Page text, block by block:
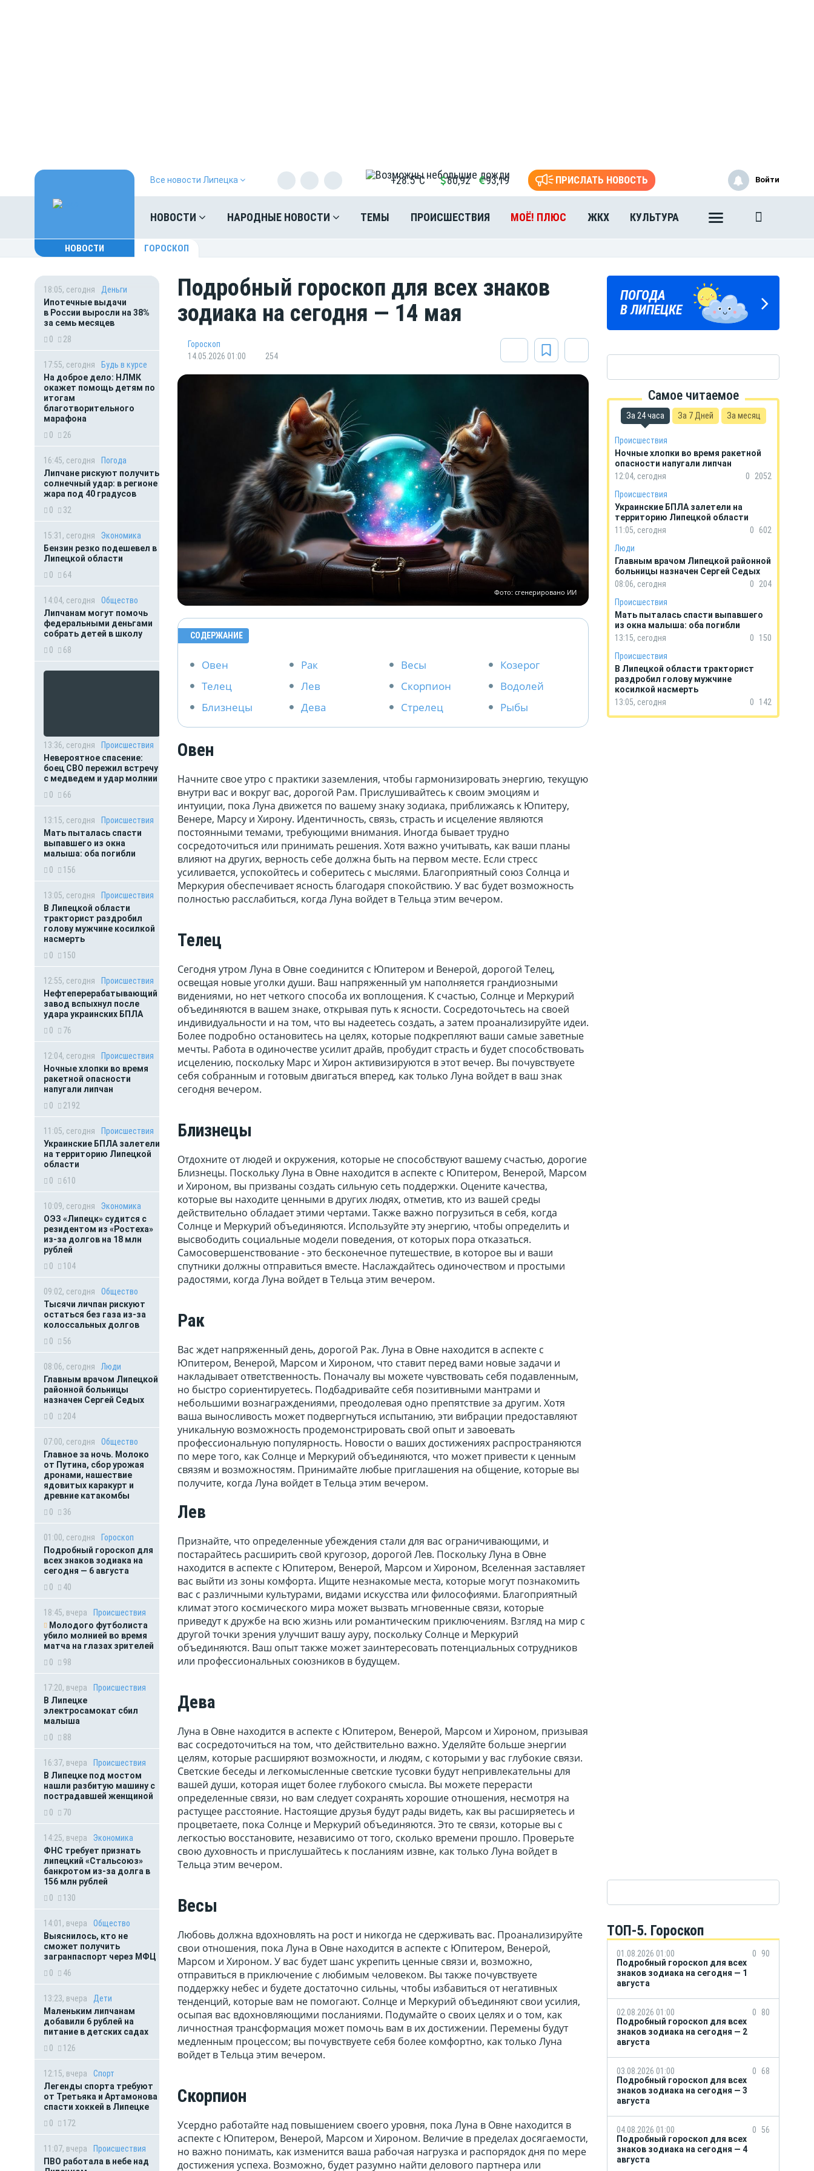
Все новости Липецка +28.5°C 80,92 93,19 ПРИСЛАТЬ НОВОСТЬ
НОВОСТИ НАРОДНЫЕ НОВОСТИ ТЕМЫ ПРОИСШЕСТВИЯ МОЁ! ПЛЮС ЖКХ КУЛЬТУРА
Войти
НОВОСТИ ГОРОСКОП
18:05, сегодня
Деньги
Ипотечные выдачи
в России выросли на 38%
за семь месяцев
0
28
17:55, сегодня
Будь в курсе
На доброе дело: НЛМК
окажет помощь детям по
итогам
благотворительного
марафона
0
26
16:45, сегодня
Погода
Липчане рискуют получить
солнечный удар: в регионе
жара под 40 градусов
0
32
15:31, сегодня
Экономика
Бензин резко подешевел в
Липецкой области
0
64
14:04, сегодня
Общество
Липчанам могут помочь
федеральными деньгами
собрать детей в школу
0
68
13:36, сегодня
Происшествия
Невероятное спасение:
боец СВО пережил встречу
с медведем и удар молнии
0
66
13:15, сегодня
Происшествия
Мать пыталась спасти
выпавшего из окна
малыша: оба погибли
0
156
13:05, сегодня
Происшествия
В Липецкой области
тракторист раздробил
голову мужчине косилкой
насмерть
0
150
12:55, сегодня
Происшествия
Нефтеперерабатывающий
завод вспыхнул после
удара украинских БПЛА
0
76
12:04, сегодня
Происшествия
Ночные хлопки во время
ракетной опасности
напугали липчан
0
2192
11:05, сегодня
Происшествия
Украинские БПЛА залетели
на территорию Липецкой
области
0
610
10:09, сегодня
Экономика
ОЭЗ «Липецк» судится с
резидентом из «Ростеха»
из-за долгов на 18 млн
рублей
0
104
09:02, сегодня
Общество
Тысячи личпан рискуют
остаться без газа из-за
колоссальных долгов
0
56
08:06, сегодня
Люди
Главным врачом Липецкой
районной больницы
назначен Сергей Седых
0
204
07:00, сегодня
Общество
Главное за ночь. Молоко
от Путина, сбор урожая
дронами, нашествие
ядовитых каракурт и
древние катакомбы
0
36
01:00, сегодня
Гороскоп
Подробный гороскоп для
всех знаков зодиака на
сегодня — 6 августа
0
40
18:45, вчера
Происшествия
Молодого футболиста
убило молнией во время
матча на глазах зрителей
0
98
17:20, вчера
Происшествия
В Липецке
электросамокат сбил
малыша
0
88
16:37, вчера
Происшествия
В Липецке под мостом
нашли разбитую машину с
пострадавшей женщиной
0
70
14:25, вчера
Экономика
ФНС требует признать
липецкий «Стальсоюз»
банкротом из-за долга в
156 млн рублей
0
130
14:01, вчера
Общество
Выяснилось, кто не
сможет получить
загранпаспорт через МФЦ
0
46
13:23, вчера
Дети
Маленьким липчанам
добавили 6 рублей на
питание в детских садах
0
126
12:15, вчера
Спорт
Легенды спорта требуют
от Третьяка и Артамонова
спасти хоккей в Липецке
0
172
11:07, вчера
Происшествия
ПВО работала в небе над
Подробный гороскоп для всех знаков
зодиака на сегодня — 14 мая
Гороскоп
14.05.2026 01:00
254
Фото: сгенерировано ИИ
СОДЕРЖАНИЕ
Овен
Телец
Близнецы
Рак
Лев
Дева
Весы
Скорпион
Стрелец
Козерог
Водолей
Рыбы
Овен
Начните свое утро с практики заземления, чтобы гармонизировать энергию, текущую
внутри вас и вокруг вас, дорогой Рам. Прислушивайтесь к своим эмоциям и
интуиции, пока Луна движется по вашему знаку зодиака, приближаясь к Юпитеру,
Венере, Марсу и Хирону. Идентичность, связь, страсть и исцеление являются
постоянными темами, требующими внимания. Иногда бывает трудно
сосредоточиться или принимать решения. Хотя важно учитывать, как ваши планы
влияют на других, верность себе должна быть на первом месте. Если стресс
усиливается, успокойтесь и соберитесь с мыслями. Благоприятный союз Солнца и
Меркурия обеспечивает ясность благодаря спокойствию. У вас будет возможность
полностью расслабиться, когда Луна войдет в Тельца этим вечером.
Телец
Сегодня утром Луна в Овне соединится с Юпитером и Венерой, дорогой Телец,
освещая новые уголки души. Ваш напряженный ум наполняется грандиозными
видениями, но нет четкого способа их воплощения. К счастью, Солнце и Меркурий
объединяются в вашем знаке, открывая путь к ясности. Сосредоточьтесь на своей
индивидуальности и на том, что вы надеетесь создать, а затем проанализируйте идеи.
Более подробно остановитесь на целях, которые подкрепляют ваши самые заветные
мечты. Работа в одиночестве усилит драйв, пробудит страсть и будет способствовать
исцелению, поскольку Марс и Хирон активизируются в этот вечер. Вы почувствуете
себя собранным и готовым двигаться вперед, как только Луна войдет в ваш знак
сегодня вечером.
Близнецы
Отдохните от людей и окружения, которые не способствуют вашему счастью, дорогие
Близнецы. Поскольку Луна в Овне находится в аспекте с Юпитером, Венерой, Марсом
и Хироном, вы призваны создать сильную сеть поддержки. Оцените качества,
которые вы находите ценными в других людях, отметив, кто из вашей среды
действительно обладает этими чертами. Также важно погрузиться в себя, когда
Солнце и Меркурий объединяются. Используйте эту энергию, чтобы определить и
высвободить социальные модели поведения, от которых пора отказаться.
Самосовершенствование - это бесконечное путешествие, в которое вы и ваши
спутники должны отправиться вместе. Наслаждайтесь одиночеством и простыми
радостями, когда Луна войдет в Тельца этим вечером.
Рак
Вас ждет напряженный день, дорогой Рак. Луна в Овне находится в аспекте с
Юпитером, Венерой, Марсом и Хироном, что ставит перед вами новые задачи и
накладывает ответственность. Поначалу вы можете чувствовать себя подавленным,
но быстро сориентируетесь. Подбадривайте себя позитивными мантрами и
небольшими вознаграждениями, преодолевая одно препятствие за другим. Хотя
ваша выносливость может подвергнуться испытанию, эти вибрации предоставляют
уникальную возможность продемонстрировать свой опыт и завоевать
профессиональную популярность. Новости о ваших достижениях распространяются
по мере того, как Солнце и Меркурий объединяются, что может привести к ценным
связям и возможностям. Принимайте любые приглашения на общение, которые вы
получите, когда Луна войдет в Тельца этим вечером.
Лев
Признайте, что определенные убеждения стали для вас ограничивающими, и
постарайтесь расширить свой кругозор, дорогой Лев. Поскольку Луна в Овне
находится в аспекте с Юпитером, Венерой, Марсом и Хироном, Вселенная заставляет
вас выйти из зоны комфорта. Ищите незнакомые места, которые могут познакомить
вас с различными культурами, видами искусства или философиями. Благоприятный
климат этого космического мира может вызвать мгновенные связи, которые
приведут к дружбе на всю жизнь или романтическим приключениям. Взгляд на мир с
другой точки зрения улучшит вашу ауру, поскольку Солнце и Меркурий
объединяются. Ваш опыт также может заинтересовать потенциальных сотрудников
или профессиональных союзников в будущем.
Дева
Луна в Овне находится в аспекте с Юпитером, Венерой, Марсом и Хироном, призывая
вас сосредоточиться на том, что действительно важно. Уделяйте больше энергии
целям, которые расширяют возможности, и людям, с которыми у вас глубокие связи.
Светские беседы и легкомысленные светские тусовки будут непривлекательны для
вашей души, которая ищет более глубокого смысла. Вы можете перерасти
определенные связи, но вам следует сохранять хорошие отношения, несмотря на
растущее расстояние. Настоящие друзья будут рады видеть, как вы расширяетесь и
процветаете, пока Солнце и Меркурий объединяются. Это те связи, которые вы с
легкостью восстановите, независимо от того, сколько времени прошло. Проверьте
свою духовность и прислушайтесь к посланиям извне, как только Луна войдет в
Тельца этим вечером.
Весы
Любовь должна вдохновлять на рост и никогда не сдерживать вас. Проанализируйте
свои отношения, пока Луна в Овне находится в аспекте с Юпитером, Венерой,
Марсом и Хироном. У вас будет шанс укрепить ценные связи и, возможно,
отправиться в приключение с любимым человеком. Вы также почувствуете
поддержку небес и будете достаточно сильны, чтобы избавиться от негативных
тенденций, которые вам не помогают. Солнце и Меркурий объединяют свои усилия,
осыпая вас вдохновляющими посланиями. Подумайте о своих целях и о том, как
личностная трансформация может помочь вам в их достижении. Перемены будут
медленным процессом; вы почувствуете себя более комфортно, как только Луна
войдет в Тельца этим вечером.
Скорпион
Усердно работайте над повышением своего уровня, пока Луна в Овне находится в
аспекте с Юпитером, Венерой, Марсом и Хироном. Величие в пределах досягаемости,
но важно понимать, как изменится ваша рабочая нагрузка и распорядок дня по мере
достижения успеха. Возможно, будет разумно найти делового партнера или
ПОГОДА
В ЛИПЕЦКЕ
ЛИПЕЦКИЕ
РЕАЛИИ
Новости Липецка и области
ГОРОСКОП
НА КАЖДЫЙ ДЕНЬ
Самое читаемое
За 24 часа За 7 Дней За месяц
Происшествия
Ночные хлопки во время ракетной
опасности напугали липчан
12:04, сегодня
0
2052
Происшествия
Украинские БПЛА залетели на
территорию Липецкой области
11:05, сегодня
0
602
Люди
Главным врачом Липецкой районной
больницы назначен Сергей Седых
08:06, сегодня
0
204
Происшествия
Мать пыталась спасти выпавшего
из окна малыша: оба погибли
13:15, сегодня
0
150
Происшествия
В Липецкой области тракторист
раздробил голову мужчине
косилкой насмерть
13:05, сегодня
0 142
ТОП-5. Гороскоп
01.08.2026 01:00 0
90
Подробный гороскоп для всех
знаков зодиака на сегодня — 1
августа
02.08.2026 01:00 0
80
Подробный гороскоп для всех
знаков зодиака на сегодня — 2
августа
03.08.2026 01:00 0
68
Подробный гороскоп для всех
знаков зодиака на сегодня — 3
августа
04.08.2026 01:00 0 56
Подробный гороскоп для всех
знаков зодиака на сегодня — 4
августа